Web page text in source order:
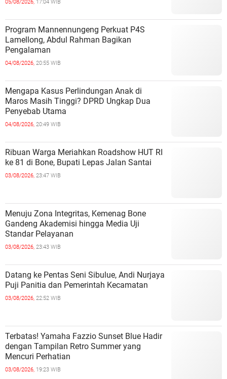
05/08/2026, 17:04 WIB
Program Mannennungeng Perkuat P4S
Lamellong, Abdul Rahman Bagikan
Pengalaman
04/08/2026, 20:55 WIB
Mengapa Kasus Perlindungan Anak di
Maros Masih Tinggi? DPRD Ungkap Dua
Penyebab Utama
04/08/2026, 20:49 WIB
Ribuan Warga Meriahkan Roadshow HUT RI
ke 81 di Bone, Bupati Lepas Jalan Santai
03/08/2026, 23:47 WIB
Menuju Zona Integritas, Kemenag Bone
Gandeng Akademisi hingga Media Uji
Standar Pelayanan
03/08/2026, 23:43 WIB
Datang ke Pentas Seni Sibulue, Andi Nurjaya
Puji Panitia dan Pemerintah Kecamatan
03/08/2026, 22:52 WIB
Terbatas! Yamaha Fazzio Sunset Blue Hadir
dengan Tampilan Retro Summer yang
Mencuri Perhatian
03/08/2026, 19:23 WIB